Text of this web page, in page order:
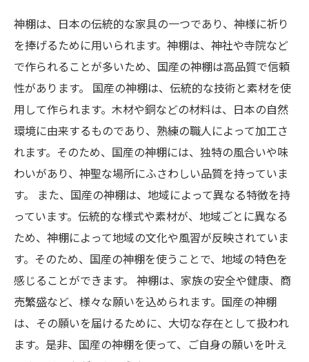
神棚は、日本の伝統的な家具の一つであり、神様に祈り
を捧げるために用いられます。神棚は、神社や寺院など
で作られることが多いため、国産の神棚は高品質で信頼
性があります。 国産の神棚は、伝統的な技術と素材を使
用して作られます。木材や銅などの材料は、日本の自然
環境に由来するものであり、熟練の職人によって加工さ
れます。そのため、国産の神棚には、独特の風合いや味
わいがあり、神聖な場所にふさわしい品質を持っていま
す。 また、国産の神棚は、地域によって異なる特徴を持
っています。伝統的な様式や素材が、地域ごとに異なる
ため、神棚によって地域の文化や風習が反映されていま
す。そのため、国産の神棚を使うことで、地域の特色を
感じることができます。 神棚は、家族の安全や健康、商
売繁盛など、様々な願いを込められます。国産の神棚
は、その願いを届けるために、大切な存在として扱われ
ます。是非、国産の神棚を使って、ご自身の願いを叶え